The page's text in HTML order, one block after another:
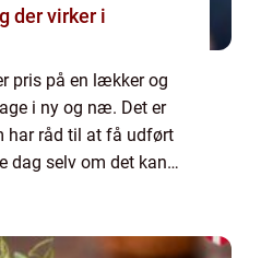
der virker i
pris på en lækker og
i ny og næ. Det er
har råd til at få udført
dag selv om det kan